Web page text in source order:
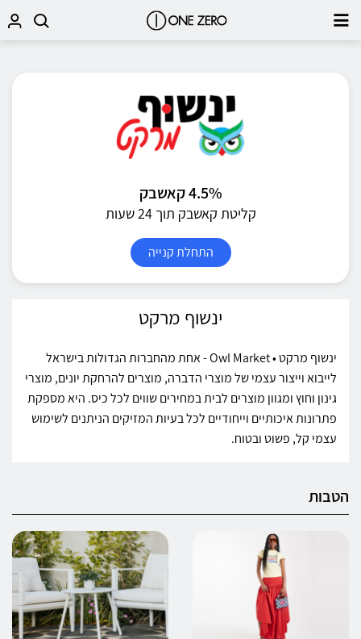
4.5% קאשבק
קליטת קאשבק תוך 24 שעות
התחלת קנייה
ינשוף מרקט
ינשוף מרקט • Owl Market - אחת מהחברות הגדולות בישראל
לייבוא וייצור עצמי של מוצרי הדברה, מוצרים להרחקת יונים, מוצרי
גינון וחוץ ומגוון מוצרים לבית במחירים שווים לכל כיס. היא מספקת
פתרונות איכותיים וייחודיים לכל בעיות המזיקים הניתנים לשימוש
עצמי קל, פשוט ובטוח.
הטבות